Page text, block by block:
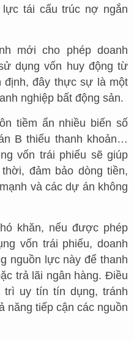
tái cấu trúc nợ ngắn
mới cho phép doanh
dụng vốn huy động từ
định, đây thực sự là một
nghiệp bất động sản.
tiềm ẩn nhiều biến số
B thiếu thanh khoản…
vốn trái phiếu sẽ giúp
đảm bảo dòng tiền,
và các dự án không
khăn, nếu được phép
vốn trái phiếu, doanh
nguồn lực này để thanh
trả lãi ngân hàng. Điều
trì uy tín tín dụng, tránh
năng tiếp cận các nguồn